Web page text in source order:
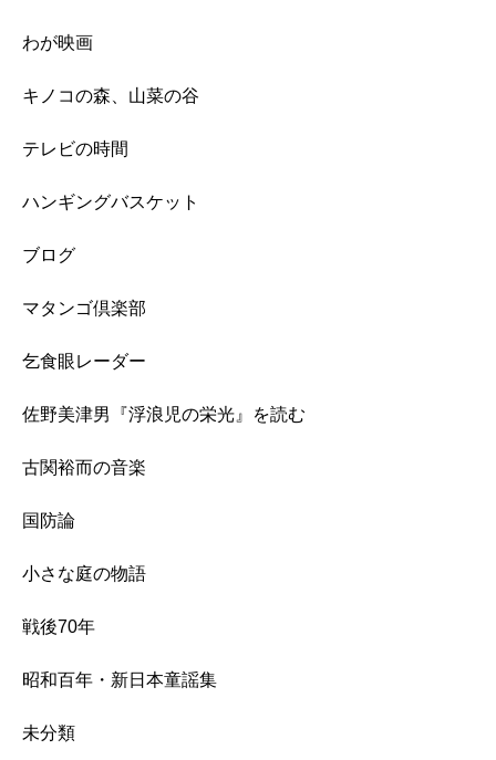
わが映画
キノコの森、山菜の谷
テレビの時間
ハンギングバスケット
ブログ
マタンゴ倶楽部
乞食眼レーダー
佐野美津男『浮浪児の栄光』を読む
古関裕而の音楽
国防論
小さな庭の物語
戦後70年
昭和百年・新日本童謡集
未分類